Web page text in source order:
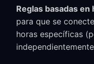
Reglas basadas en
para que se
horas específicas